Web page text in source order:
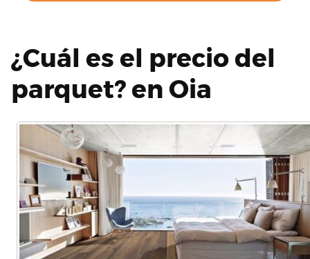
¿Cuál es el precio del
parquet? en Oia